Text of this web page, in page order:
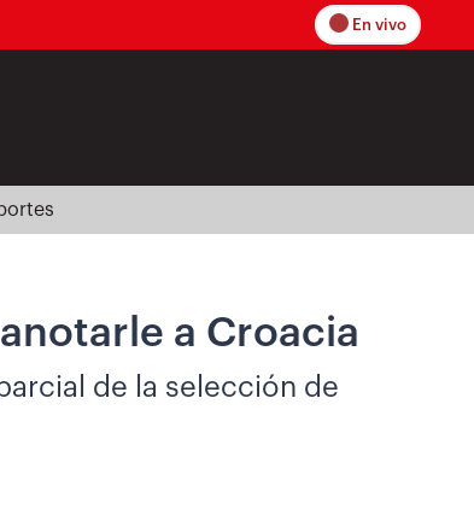
En vivo
a Croacia
de la selección de